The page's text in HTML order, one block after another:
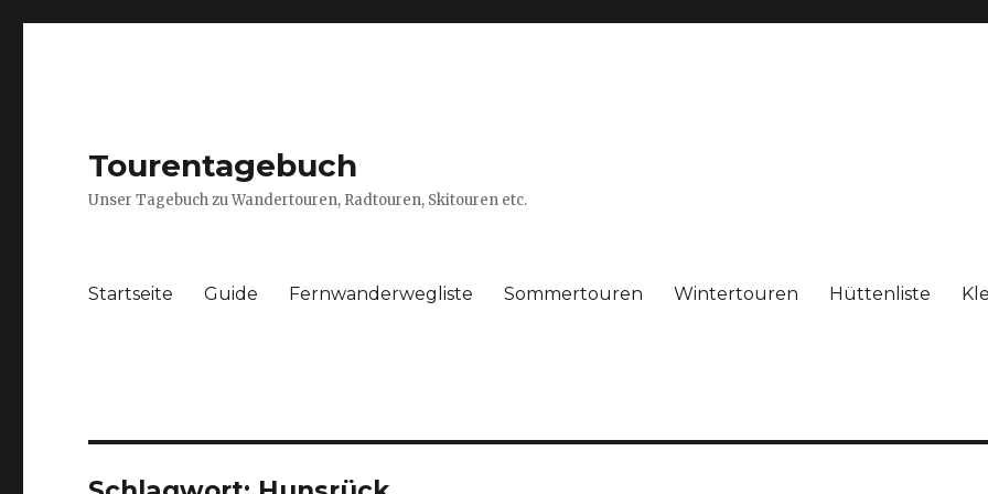
Tourentagebuch
Unser Tagebuch zu Wandertouren, Radtouren, Skitouren etc.
Startseite Guide Fernwanderwegliste Sommertouren Wintertouren Hüttenliste